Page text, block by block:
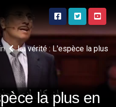
La vérité : L'espèce la plus
la plus en